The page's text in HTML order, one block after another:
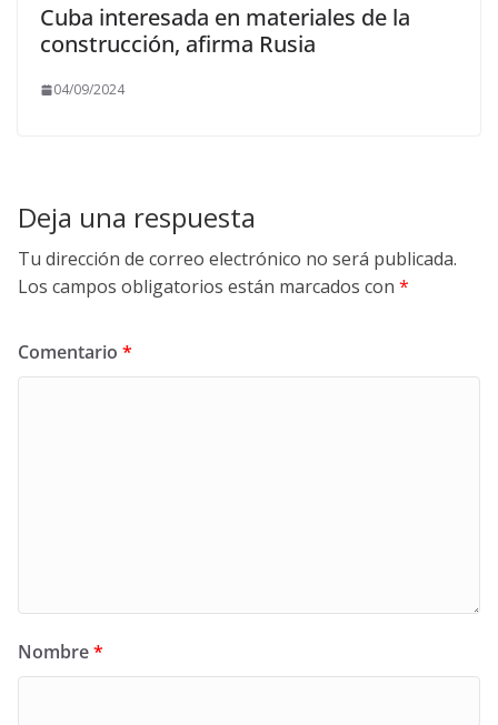
Cuba interesada en materiales de la
construcción, afirma Rusia
04/09/2024
Deja una respuesta
Tu dirección de correo electrónico no será publicada.
Los campos obligatorios están marcados con *
Comentario *
Nombre*